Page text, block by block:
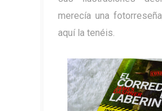
merecía una
aquí la tenéis.